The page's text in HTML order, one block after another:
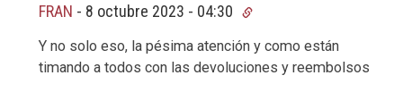
FRAN - 8 octubre 2023 - 04:30
Y no solo eso, la pésima atención y como están
timando a todos con las devoluciones y reembolsos